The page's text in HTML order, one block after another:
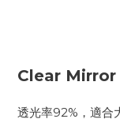
Clear Mirror
透光率92%，適合